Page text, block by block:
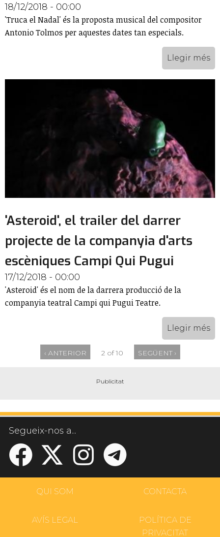
18/12/2018 - 00:00
'Truca el Nadal' és la proposta musical del compositor
Antonio Tolmos per aquestes dates tan especials.
Llegir més
'Asteroid', el trailer del darrer
projecte de la companyia d'arts
escèniques Campi Qui Pugui
17/12/2018 - 00:00
'Asteroid' és el nom de la darrera producció de la
companyia teatral Campi qui Pugui Teatre.
Llegir més
‹ ANTERIOR 2 of 10 SEGÜENT ›
Segueix-nos a...
QUI SOM CONTACTA
AVÍS LEGAL
POLÍTICA DE
PRIVACITAT